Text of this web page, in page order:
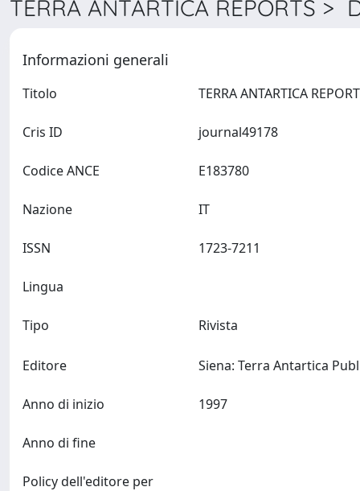
TERRA ANTARTICA REPORTS >
Informazioni generali
Titolo
Cris ID
Codice ANCE
Nazione
ISSN
Lingua
Tipo Rivista
Editore
Anno di inizio
Anno di fine
Policy dell'editore per